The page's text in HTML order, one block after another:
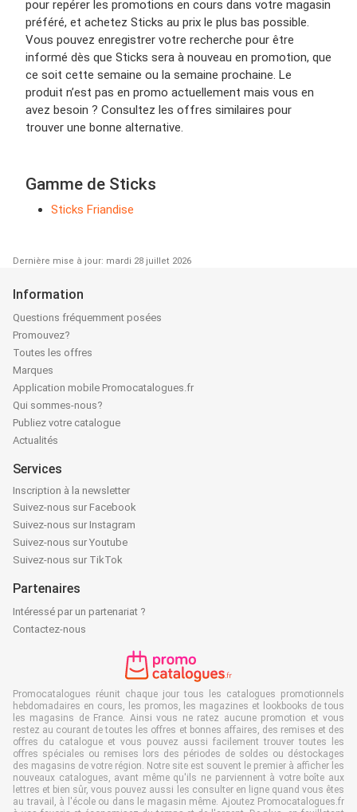
pour repérer les promotions en cours dans votre magasin
préféré, et achetez Sticks au prix le plus bas possible.
Vous pouvez enregistrer votre recherche pour être
informé dès que Sticks sera à nouveau en promotion, que
ce soit cette semaine ou la semaine prochaine. Le
produit n’est pas en promo actuellement mais vous en
avez besoin ? Consultez les offres similaires pour
trouver une bonne alternative.
Gamme de Sticks
Sticks Friandise
Dernière mise à jour: mardi 28 juillet 2026
Information
Questions fréquemment posées
Promouvez?
Toutes les offres
Marques
Application mobile Promocatalogues.fr
Qui sommes-nous?
Publiez votre catalogue
Actualités
Services
Inscription à la newsletter
Suivez-nous sur Facebook
Suivez-nous sur Instagram
Suivez-nous sur Youtube
Suivez-nous sur TikTok
Partenaires
Intéressé par un partenariat ?
Contactez-nous
Promocatalogues réunit chaque jour tous les catalogues promotionnels
hebdomadaires en cours, les promos, les magazines et lookbooks de tous
les magasins de France. Ainsi vous ne ratez aucune promotion et vous
restez au courant de toutes les offres et bonnes affaires, des remises et des
offres du catalogue et vous pouvez aussi facilement trouver toutes les
offres spéciales ou remises lors des périodes de soldes ou déstockages
des magasins de votre région. Notre site est souvent le premier à afficher les
nouveaux catalogues, avant même qu'ils ne parviennent à votre boîte aux
lettres et bien sûr, vous pouvez aussi les consulter en ligne quand vous êtes
au travail, à l'école ou dans le magasin même. Ajoutez Promocatalogues.fr